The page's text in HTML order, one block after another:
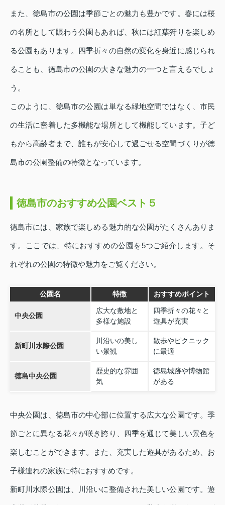
また、徳島市の公園は季節ごとの魅力も豊かです。春には桜
の名所として賑わう公園もあれば、秋には紅葉狩りを楽しめ
る公園もあります。四季折々の自然の変化を身近に感じられ
ることも、徳島市の公園の大きな魅力の一つと言えるでしょ
う。
このように、徳島市の公園は単なる緑地空間ではなく、市民
の生活に密着した多機能な場所として機能しています。子ど
もから高齢者まで、誰もが安心して過ごせる空間づくりが徳
島市の公園整備の特徴となっています。
徳島市のおすすめ公園ベスト５
徳島市には、家族で楽しめる魅力的な公園がたくさんありま
す。ここでは、特におすすめの公園を5つご紹介します。そ
れぞれの公園の特徴や魅力をご覧ください。
公園名 特徴 おすすめポイント
中央公園
広大な敷地と
多様な施設
四季折々の花々と
遊具が充実
新町川水際公園
川沿いの美し
い景観
散歩やピクニック
に最適
徳島中央公園
歴史的な雰囲
気
徳島城跡や博物館
がある
中央公園は、徳島市の中心部に位置する広大な公園です。季
節ごとに異なる花々が咲き誇り、四季を通じて美しい景色を
楽しむことができます。また、充実した遊具があるため、お
子様連れの家族に特におすすめです。
新町川水際公園は、川沿いに整備された美しい公園です。遊